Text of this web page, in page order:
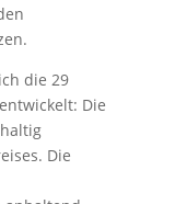
die 29
Die
Die